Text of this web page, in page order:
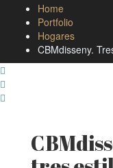
Home
Portfolio
Hogares
CBMdisseny.